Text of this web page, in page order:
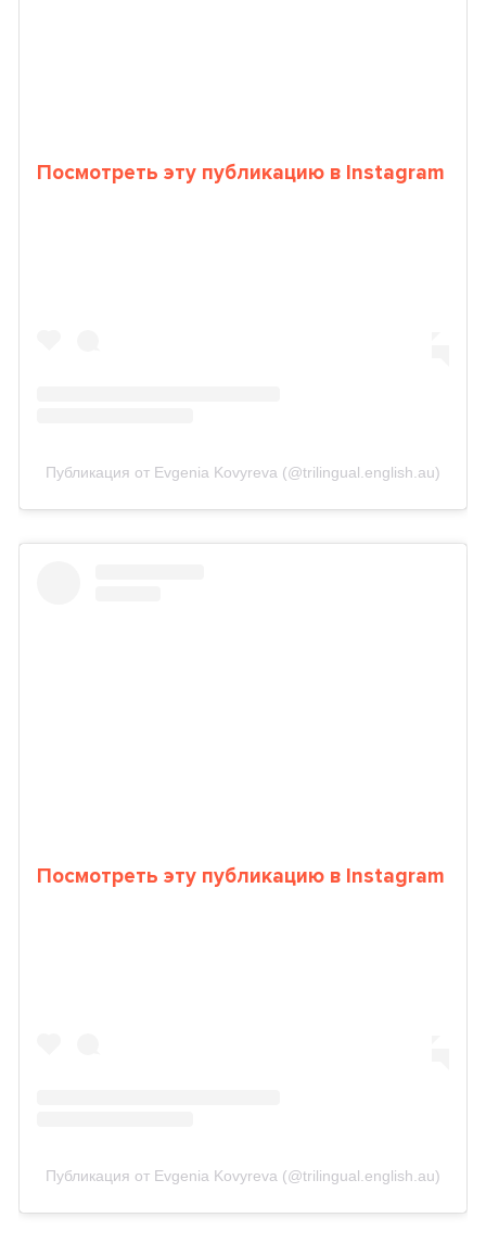
Посмотреть эту публикацию в Instagram
Публикация от Evgenia Kovyreva (@trilingual.english.au)
Посмотреть эту публикацию в Instagram
Публикация от Evgenia Kovyreva (@trilingual.english.au)